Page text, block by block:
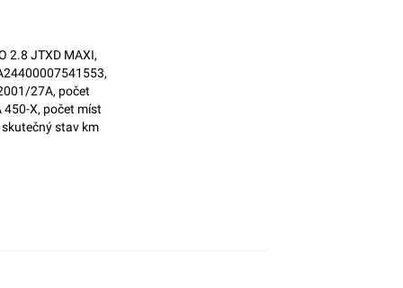
2.8 JTXD MAXI,
27A, počet
450-X, počet míst
stav km